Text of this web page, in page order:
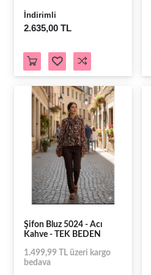
İndirimli
2.635,00 TL
Şifon Bluz 5024 - Acı
Kahve - TEK BEDEN
1.499,99 TL üzeri kargo
bedava